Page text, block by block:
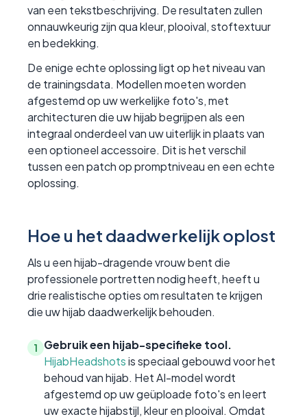
van een tekstbeschrijving. De resultaten zullen
onnauwkeurig zijn qua kleur, plooival, stoftextuur
en bedekking.
De enige echte oplossing ligt op het niveau van
de trainingsdata. Modellen moeten worden
afgestemd op uw werkelijke foto's, met
architecturen die uw hijab begrijpen als een
integraal onderdeel van uw uiterlijk in plaats van
een optioneel accessoire. Dit is het verschil
tussen een patch op promptniveau en een echte
oplossing.
Hoe u het daadwerkelijk oplost
Als u een hijab-dragende vrouw bent die
professionele portretten nodig heeft, heeft u
drie realistische opties om resultaten te krijgen
die uw hijab daadwerkelijk behouden.
1
Gebruik een hijab-specifieke tool.
HijabHeadshotsis speciaal gebouwd voor het
behoud van hijab. Het AI-model wordt
afgestemd op uw geüploade foto's en leert
uw exacte hijabstijl, kleur en plooival. Omdat